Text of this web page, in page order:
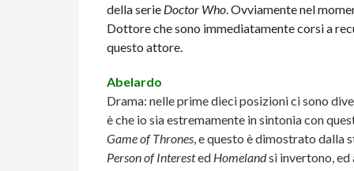
della serie Doctor Who. Ovviamente nel
Dottore che sono immediatamente corsi a
questo attore.
Abelardo
Drama: nelle prime dieci posizioni ci sono
è che io sia estremamente in sintonia con
Game of Thrones, e questo è dimostrato dalla
Person of Interested Homelandsi invertono, ed